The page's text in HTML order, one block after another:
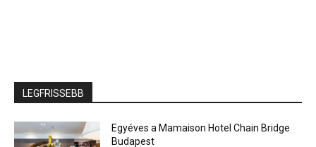
LEGFRISSEBB
Egyéves a Mamaison Hotel Chain Bridge
Budapest